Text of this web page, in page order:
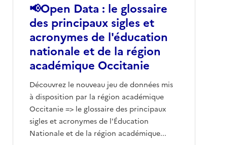
📢Open Data : le glossaire
des principaux sigles et
acronymes de l'éducation
nationale et de la région
académique Occitanie
Découvrez le nouveau jeu de données mis
à disposition par la région académique
Occitanie => le glossaire des principaux
sigles et acronymes de l'Éducation
Nationale et de la région académique...